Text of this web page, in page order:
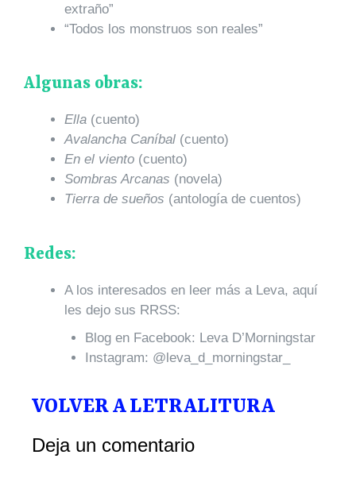
extraño”
“Todos los monstruos son reales”
Algunas obras:
Ella (cuento)
Avalancha Caníbal (cuento)
En el viento (cuento)
Sombras Arcanas (novela)
Tierra de sueños (antología de cuentos)
Redes:
A los interesados en leer más a Leva, aquí
les dejo sus RRSS:
Blog en Facebook: Leva D’Morningstar
Instagram: @leva_d_morningstar_
VOLVER A LETRALITURA
Deja un comentario